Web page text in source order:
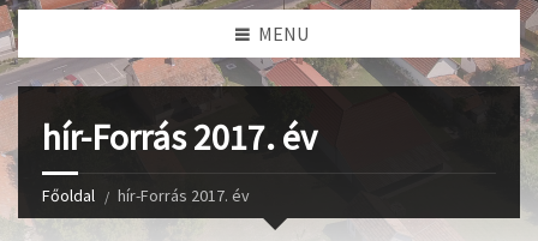
MENU
hír-Forrás 2017. év
Főoldal hír-Forrás 2017. év